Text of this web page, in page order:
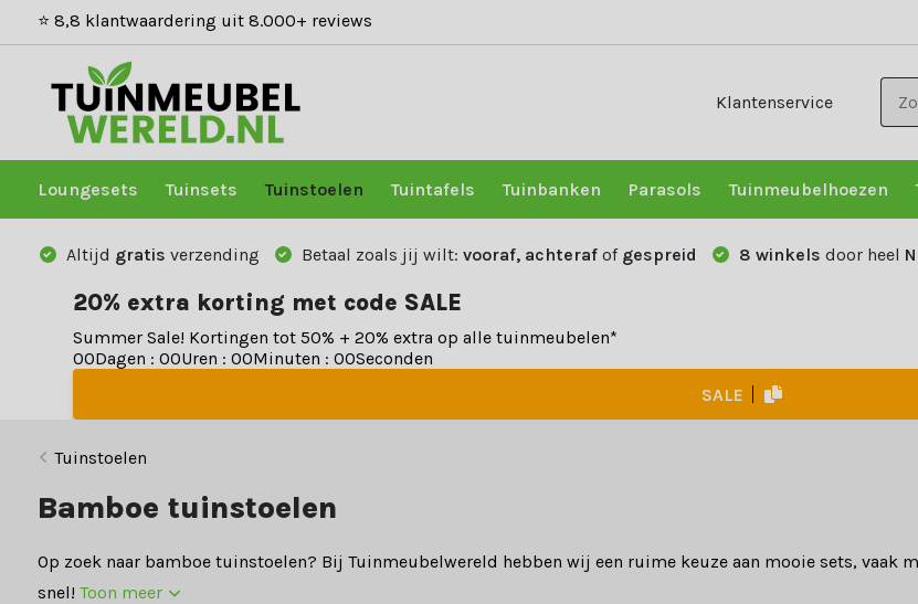
⭐ 8,8 klantwaardering uit 8.000+ reviews
Klantenservice
Loungesets Tuinsets Tuinstoelen Tuintafels Tuinbanken Parasols Tuinmeubelhoezen
Altijd gratis verzending Betaal zoals jij wilt: vooraf, achteraf of gespreid 8 winkels door heel
20% extra korting met code SALE
Summer Sale! Kortingen tot 50% + 20% extra op alle tuinmeubelen*
00Dagen : 00Uren : 00Minuten : 00Seconden
SALE
Tuinstoelen
Bamboe tuinstoelen
Op zoek naar bamboe tuinstoelen? Bij Tuinmeubelwereld hebben wij een ruime keuze aan mooie sets,
snel! Toon meer